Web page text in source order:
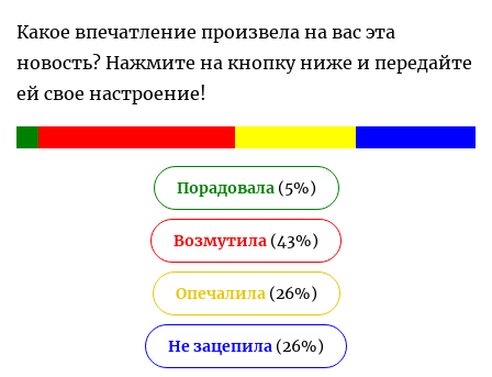
Какое впечатление произвела на вас эта
новость? Нажмите на кнопку ниже и передайте
ей свое настроение!
Порадовала(5%)
Возмутила (43%)
Опечалила(26%)
Не зацепила (26%)